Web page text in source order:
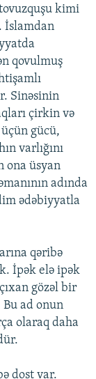
kimi
İslamdan
qovulmuş
Sinəsinin
çirkin və
gücü,
varlığını
ona üsyan
adında
ədəbiyyatla
qəribə
İpək elə ipək
gözəl bir
Bu ad onun
olaraq daha
dost var.